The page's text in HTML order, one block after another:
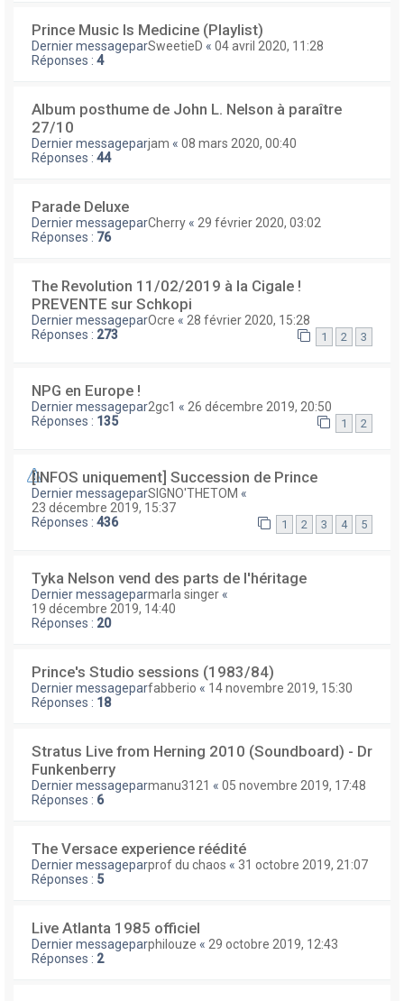
Prince Music Is Medicine (Playlist)
Dernier messageparSweetieD « 04 avril 2020, 11:28
Réponses : 4
Album posthume de John L. Nelson à paraître
27/10
Dernier messageparjam « 08 mars 2020, 00:40
Réponses : 44
Parade Deluxe
Dernier messageparCherry « 29 février 2020, 03:02
Réponses : 76
The Revolution 11/02/2019 à la Cigale !
PREVENTE sur Schkopi
Dernier messageparOcre « 28 février 2020, 15:28
Réponses : 273 1 2 3
NPG en Europe !
Dernier messagepar2gc1 « 26 décembre 2019, 20:50
Réponses : 135 1 2
[INFOS uniquement] Succession de Prince
Dernier messageparSIGNO'THETOM «
23 décembre 2019, 15:37
Réponses : 436 1 2 3 4 5
Tyka Nelson vend des parts de l'héritage
Dernier messageparmarla singer «
19 décembre 2019, 14:40
Réponses : 20
Prince's Studio sessions (1983/84)
Dernier messageparfabberio « 14 novembre 2019, 15:30
Réponses : 18
Stratus Live from Herning 2010 (Soundboard) - Dr
Funkenberry
Dernier messageparmanu3121 « 05 novembre 2019, 17:48
Réponses : 6
The Versace experience réédité
Dernier messageparprof du chaos « 31 octobre 2019, 21:07
Réponses : 5
Live Atlanta 1985 officiel
Dernier messageparphilouze « 29 octobre 2019, 12:43
Réponses : 2